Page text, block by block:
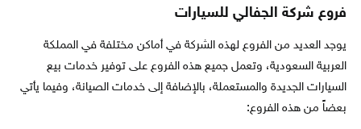
فروع شركة الجفالي للسيارات
يوجد العديد من الفروع لهذه الشركة في أماكن مختلفة في المملكة
العربية السعودية، وتعمل جميع هذه الفروع على توفير خدمات بيع
السيارات الجديدة والمستعملة، بالإضافة إلى خدمات الصيانة، وفيما يأتي
بعضاً من هذه الفروع: